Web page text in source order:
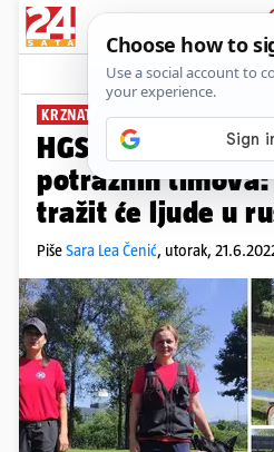
News
KRZNATI SPASIOCI
HGSS dobio nove
potražnih timova:
tražit će ljude u
PišeSara Lea Čenić, utorak,